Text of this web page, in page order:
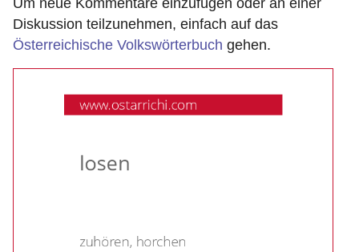
Um neue Kommentare einzufügen oder an einer
Diskussion teilzunehmen, einfach auf das
Österreichische Volkswörterbuch gehen.